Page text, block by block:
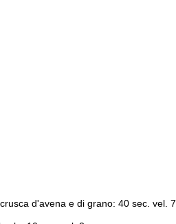
d'avena e di grano: 40 sec. vel. 7.